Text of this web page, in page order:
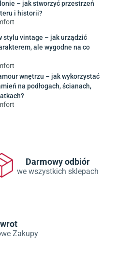
– jak stworzyć przestrzeń
i historii?
stylu vintage – jak urządzić
ale wygodne na co
wnętrzu – jak wykorzystać
na podłogach, ścianach,
Darmowy odbiór
we wszystkich sklepach
Zakupy